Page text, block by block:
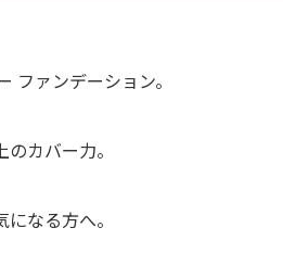
ファンデーション。
カバー力。
なる方へ。